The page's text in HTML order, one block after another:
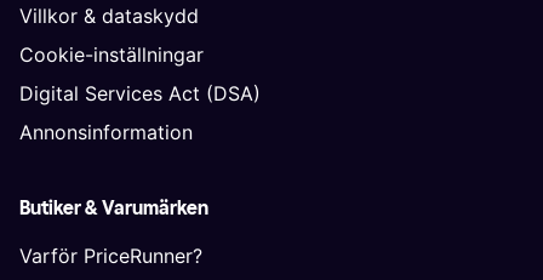
Villkor & dataskydd
Cookie-inställningar
Digital Services Act (DSA)
Annonsinformation
Butiker & Varumärken
Varför PriceRunner?